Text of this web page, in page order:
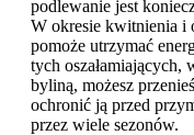
podlewanie jest
W okresie kwitnienia i
pomoże utrzymać
tych oszałamiających,
byliną, możesz
ochronić ją przed
przez wiele sezonów.